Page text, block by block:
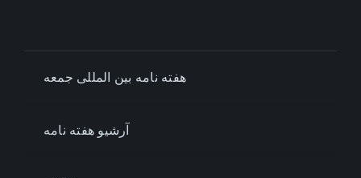
هفته نامه بین المللی جمعه
آرشیو هفته نامه